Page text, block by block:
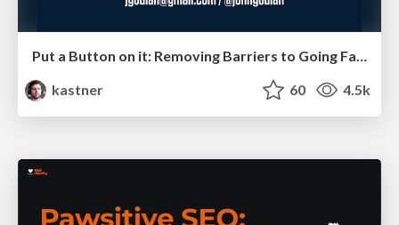
Put a Button on it: Removing Barriers to Going Fast.
kastner
60 4.5k